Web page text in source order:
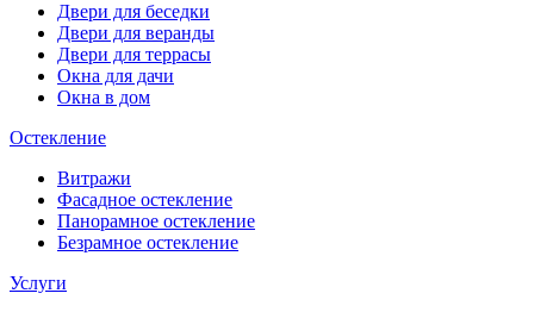
Двери для беседки
Двери для веранды
Двери для террасы
Окна для дачи
Окна в дом
Остекление
Витражи
Фасадное остекление
Панорамное остекление
Безрамное остекление
Услуги